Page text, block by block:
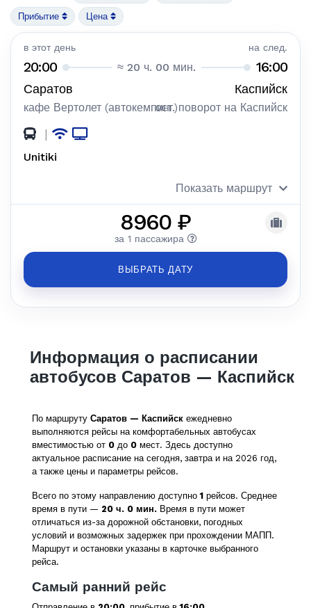
Прибытие Цена
в этот день на след.
20:00 ≈ 20 ч. 00 мин. 16:00
Саратов Каспийск
кафе Вертолет (автокемпинг)ост. поворот на Каспийск
|
Unitiki
Показать маршрут
8960 ₽
за 1 пассажира
ВЫБРАТЬ ДАТУ
Информация о расписании
автобусов Саратов — Каспийск
По маршруту Саратов — Каспийск ежедневно
выполняются рейсы на комфортабельных автобусах
вместимостью от 0 до 0 мест. Здесь доступно
актуальное расписание на сегодня, завтра и на 2026 год,
а также цены и параметры рейсов.
Всего по этому направлению доступно1 рейсов. Среднее
время в пути — 20 ч. 0 мин. Время в пути может
отличаться из-за дорожной обстановки, погодных
условий и возможных задержек при прохождении МАПП.
Маршрут и остановки указаны в карточке выбранного
рейса.
Самый ранний рейс